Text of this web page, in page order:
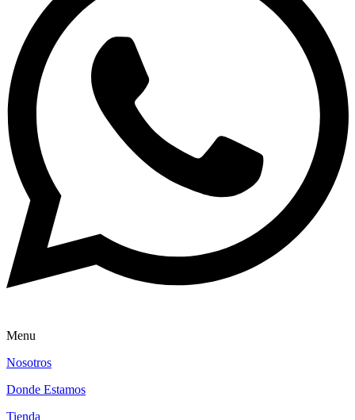
Menu
Nosotros
Donde Estamos
Tienda